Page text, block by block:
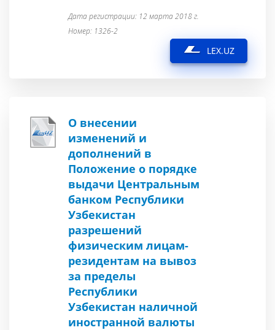
Дата регистрации: 12 марта 2018 г.
Номер: 1326-2
LEX.UZ
О внесении
изменений и
дополнений в
Положение о порядке
выдачи Центральным
банком Республики
Узбекистан
разрешений
физическим лицам-
резидентам на вывоз
за пределы
Республики
Узбекистан наличной
иностранной валюты